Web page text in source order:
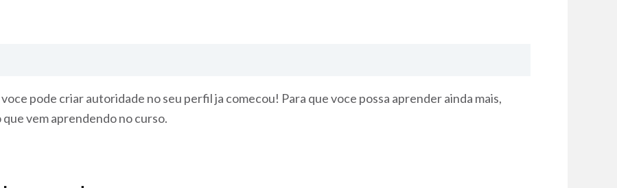
pode criar autoridade no seu perfil ja comecou! Para que voce possa aprender ainda mais,
vem aprendendo no curso.